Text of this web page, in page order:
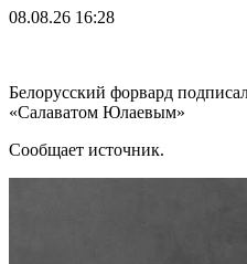
08.08.26 16:28
Белорусский форвард
«Салаватом Юлаевым»
Сообщает источник.